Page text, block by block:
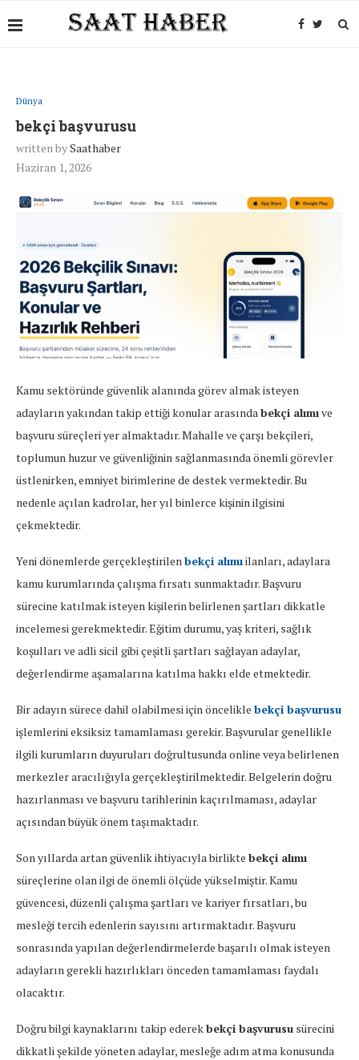
Dünya
bekçi başvurusu
written bySaathaber
Haziran 1, 2026
Kamu sektöründe güvenlik alanında görev almak isteyen
adayların yakından takip ettiği konular arasındabekçi alımıve
başvuru süreçleri yer almaktadır. Mahalle ve çarşı bekçileri,
toplumun huzur ve güvenliğinin sağlanmasında önemli görevler
üstlenirken, emniyet birimlerine de destek vermektedir. Bu
nedenle açılan kadrolar, her yıl binlerce kişinin ilgisini
çekmektedir.
Yeni dönemlerde gerçekleştirilenbekçi alımıilanları, adaylara
kamu kurumlarında çalışma fırsatı sunmaktadır. Başvuru
sürecine katılmak isteyen kişilerin belirlenen şartları dikkatle
incelemesi gerekmektedir. Eğitim durumu, yaş kriteri, sağlık
koşulları ve adli sicil gibi çeşitli şartları sağlayan adaylar,
değerlendirme aşamalarına katılma hakkı elde etmektedir.
Bir adayın sürece dahil olabilmesi için öncelikle bekçi başvurusu
işlemlerini eksiksiz tamamlaması gerekir. Başvurular genellikle
ilgili kurumların duyuruları doğrultusunda online veya belirlenen
merkezler aracılığıyla gerçekleştirilmektedir. Belgelerin doğru
hazırlanması ve başvuru tarihlerinin kaçırılmaması, adaylar
açısından büyük önem taşımaktadır.
Son yıllarda artan güvenlik ihtiyacıyla birlikte bekçi alımı
süreçlerine olan ilgi de önemli ölçüde yükselmiştir. Kamu
güvencesi, düzenli çalışma şartları ve kariyer fırsatları, bu
mesleği tercih edenlerin sayısını artırmaktadır. Başvuru
sonrasında yapılan değerlendirmelerde başarılı olmak isteyen
adayların gerekli hazırlıkları önceden tamamlaması faydalı
olacaktır.
Doğru bilgi kaynaklarını takip ederekbekçi başvurusu sürecini
dikkatli şekilde yöneten adaylar, mesleğe adım atma konusunda